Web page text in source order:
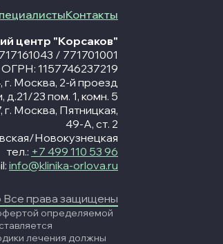
Контакты
центр "Корсаков"
/ 771701001
ОГРН: 1157746237219
г. Москва, 2-й проезд
23 пом. 1, комн. 5
г. Москва, Пятницкая,
49-A, ст. 2
Новокузнецкая
тел.: +7 499 110 53 96
info@klinika-orlova.ru
Все права защищены
определяемой
лечения должны